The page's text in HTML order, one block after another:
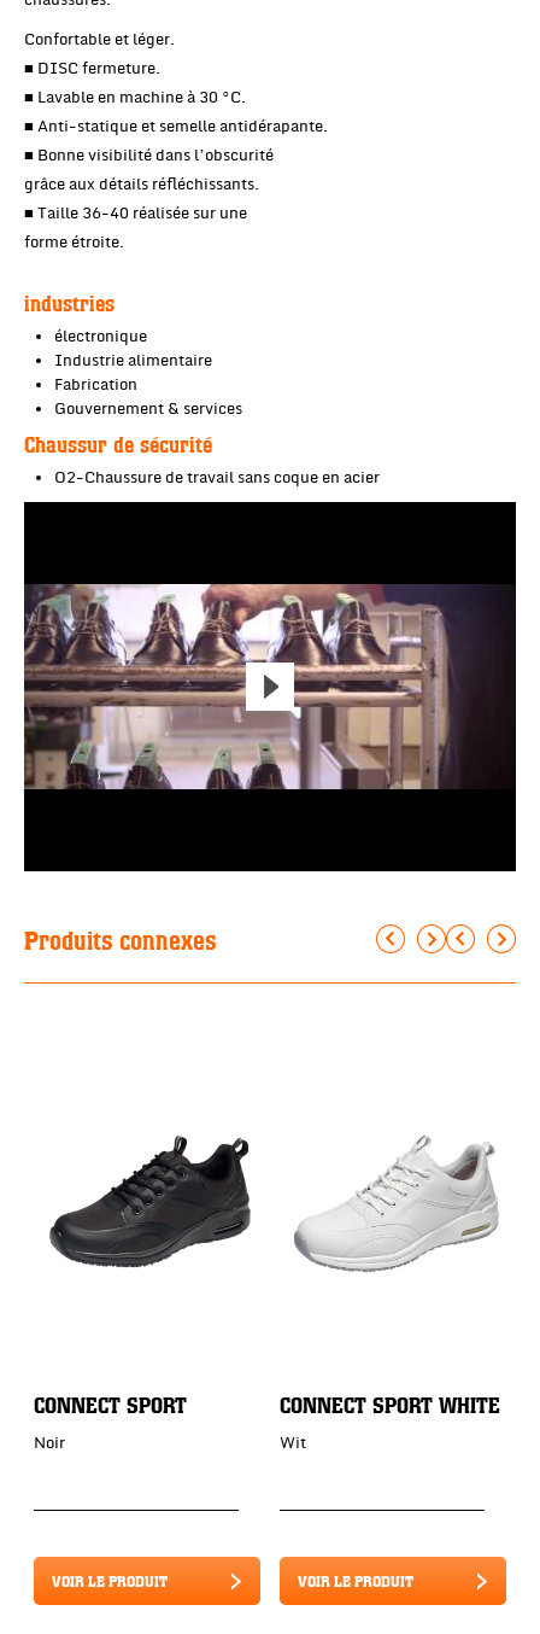
Confortable et léger.
■ DISC fermeture.
■ Lavable en machine à 30 °C.
■ Anti-statique et semelle antidérapante.
■ Bonne visibilité dans l’obscurité
grâce aux détails réfléchissants.
■ Taille 36-40 réalisée sur une
forme étroite.
industries
électronique
Industrie alimentaire
Fabrication
Gouvernement & services
Chaussur de sécurité
O2-Chaussure de travail sans coque en acier
Produits connexes
CONNECT SPORT
Noir
VOIR LE PRODUIT
CONNECT SPORT WHITE
Wit
VOIR LE PRODUIT